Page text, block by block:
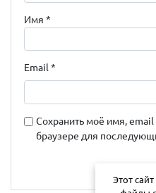
Имя *
Email*
Сохранить моё имя, email
браузере для
Этот